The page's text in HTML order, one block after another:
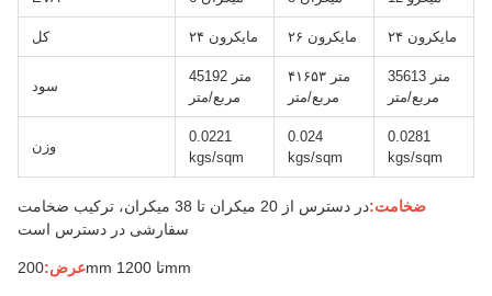
کل ۲۴ مایکرون ۲۶ مایکرون ۲۴ مایکرون
سود
45192 متر
مربع/متر
۴۱۶۵۳ متر
مربع/متر
35613 متر
مربع/متر
وزن
0.0221
kgs/sqm
0.024
kgs/sqm
0.0281
kgs/sqm
ضخامت:
در دسترس از 20 میکران تا 38 میکران، ترکیب ضخامت
سفارشی در دسترس است
عرض: 200mm تا 1200mm